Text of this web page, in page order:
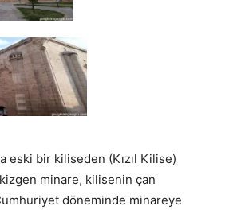
eski bir kiliseden (Kızıl Kilise)
minare, kilisenin çan
döneminde minareye